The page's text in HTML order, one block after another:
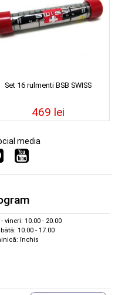
Set 16 rulmenti BSB SWISS
469 lei
media
vineri: 10.00 - 20.00
10.00 - 17.00
închis